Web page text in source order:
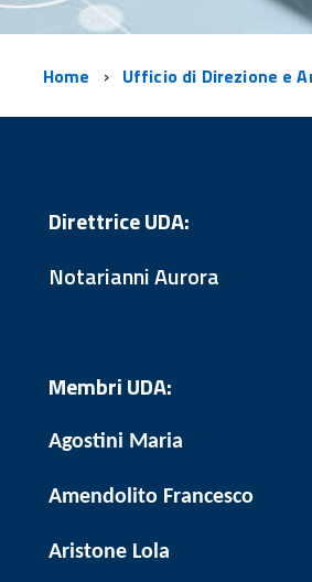
Direttrice UDA:
Notarianni Aurora
Membri UDA:
Agostini Maria
Amendolito Francesco
Aristone Lola
Home Ufficio di Direzione e